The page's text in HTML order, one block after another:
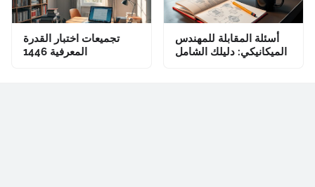
تجميعات اختبار القدرة
المعرفية 1446
أسئلة المقابلة للمهندس
الميكانيكي: دليلك الشامل